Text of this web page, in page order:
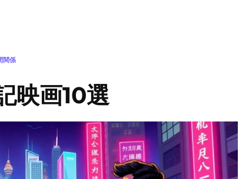
関係
映画10選